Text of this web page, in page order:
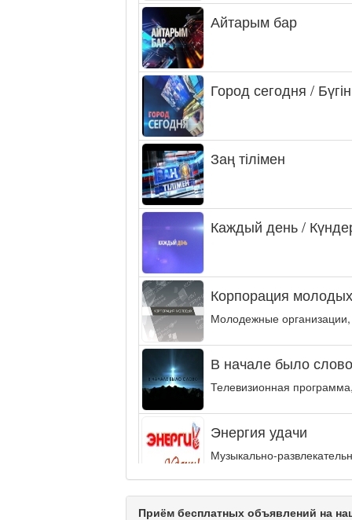
Айтарым бар
Город сегодня /
Заң тілімен
Каждый день /
Корпорация
Молодежные
В начале было
Телевизионная
Энергия удачи
Музыкально-
Кәусар
Приём бесплатных объявлений на